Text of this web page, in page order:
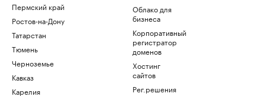
Пермский край
Ростов-на-Дону
Татарстан
Тюмень
Черноземье
Кавказ
Карелия
Облако для
бизнеса
Корпоративный
регистратор
доменов
Хостинг
сайтов
Рег.решения